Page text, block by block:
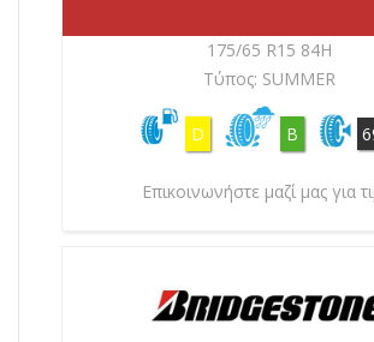
175/65 R15 84H
Τύπος: SUMMER
D B
Επικοινωνήστε μαζί μας για